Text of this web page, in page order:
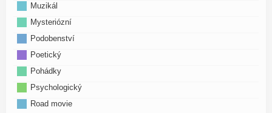
Muzikál
Mysteriózní
Podobenství
Poetický
Pohádky
Psychologický
Road movie